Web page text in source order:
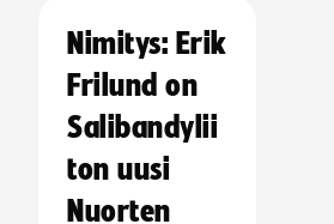
Nimitys: Erik
Frilund on
Salibandylii
ton uusi
Nuorten